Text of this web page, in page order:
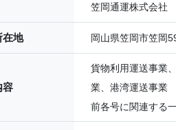
笠岡通運株式会社
在地 岡山県笠岡市笠岡
容
貨物利用運送事業
業、港湾運送事業
前各号に関連する